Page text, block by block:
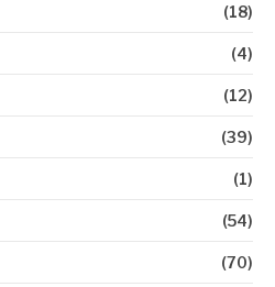
(18)
(4)
(12)
(39)
(1)
(54)
(70)